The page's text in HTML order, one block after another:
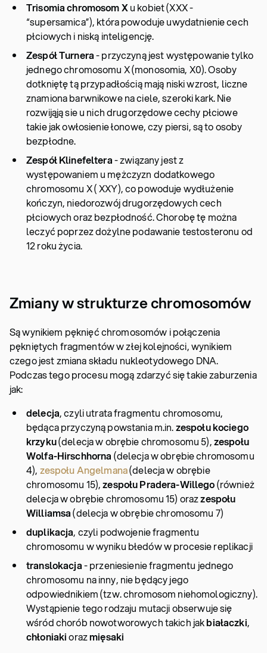
Trisomia chromosom Xu kobiet (XXX -
“supersamica”), która powoduje uwydatnienie cech
płciowych i niską inteligencję.
Zespół Turnera- przyczyną jest występowanie tylko
jednego chromosomu X (monosomia, X0). Osoby
dotkniętę tą przypadłością mają niski wzrost, liczne
znamiona barwnikowe na ciele, szeroki kark. Nie
rozwijąją sie u nich drugorzędowe cechy płciowe
takie jak owłosienie łonowe, czy piersi, są to osoby
bezpłodne.
Zespół Klinefeltera- związany jest z
występowaniem u mężczyzn dodatkowego
chromosomu X ( XXY), co powoduje wydłużenie
kończyn, niedorozwój drugorzędowych cech
płciowych oraz bezpłodność. Chorobę tę można
leczyć poprzez dożylne podawanie testosteronu od
12 roku życia.
Zmiany w strukturze chromosomów
Są wynikiem pęknięć chromosomów i połączenia
pękniętych fragmentów w złej kolejności, wynikiem
czego jest zmiana składu nukleotydowego DNA.
Podczas tego procesu mogą zdarzyć się takie zaburzenia
jak:
delecja, czyli utrata fragmentu chromosomu,
będąca przyczyną powstania m.in.zespołu kociego
krzyku(delecja w obrębie chromosomu 5),zespołu
Wolfa-Hirschhorna (delecja w obrębie chromosomu
4), zespołu Angelmana(delecja w obrębie
chromosomu 15),zespołu Pradera-Willego(również
delecja w obrębie chromosomu 15) orazzespołu
Williamsa(delecja w obrębie chromosomu 7)
duplikacja, czyli podwojenie fragmentu
chromosomu w wyniku błedów w procesie replikacji
translokacja- przeniesienie fragmentu jednego
chromosomu na inny, nie będący jego
odpowiednikiem (tzw. chromosom niehomologiczny).
Wystąpienie tego rodzaju mutacji obserwuje się
wśród chorób nowotworowych takich jakbiałaczki,
chłoniakiorazmięsaki